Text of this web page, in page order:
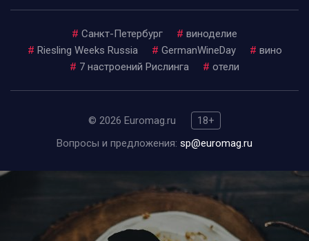
# Санкт-Петербург # виноделие
# Riesling Weeks Russia # GermanWineDay # вино
# 7 настроений Рислинга # отели
© 2026 Euromag.ru
18+
Вопросы и предложения: sp@euromag.ru